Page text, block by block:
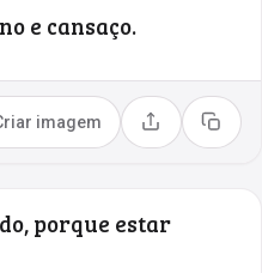
e cansaço.
imagem Compartilhar
Copiar
porque estar